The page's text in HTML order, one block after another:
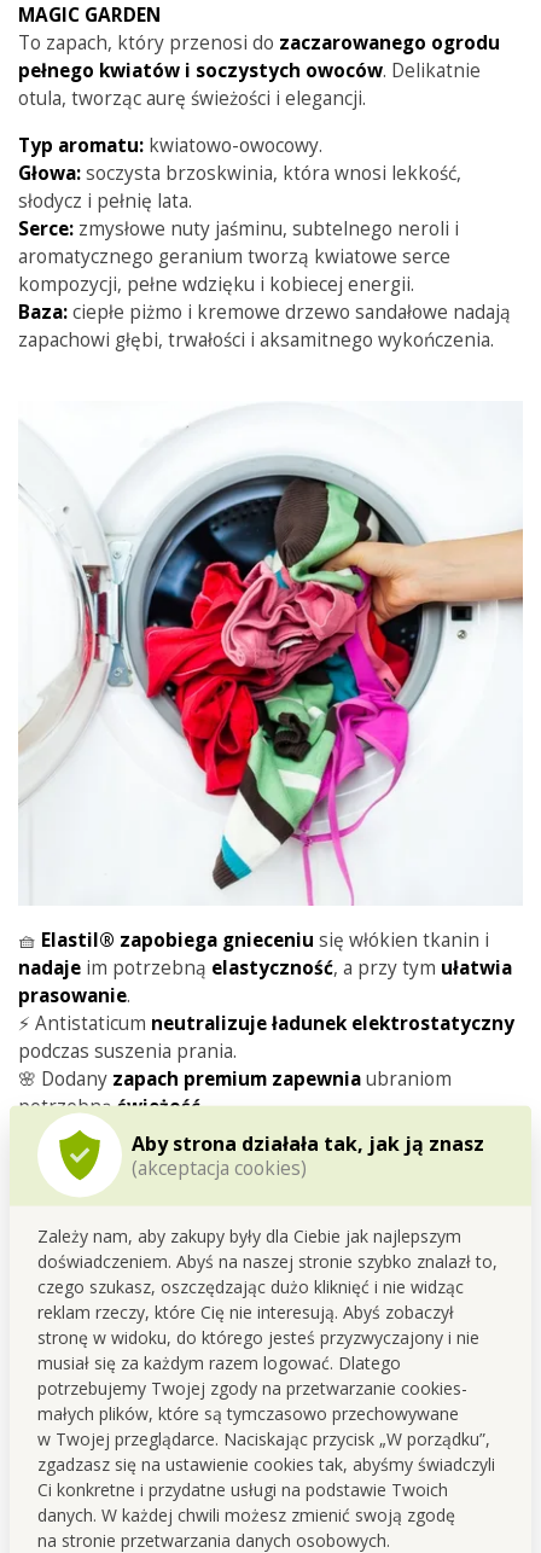
Aby strona działała tak, jak ją znasz
(akceptacja cookies)
Zależy nam, aby zakupy były dla Ciebie jak najlepszym
doświadczeniem. Abyś na naszej stronie szybko znalazł to,
czego szukasz, oszczędzając dużo kliknięć i nie widząc
reklam rzeczy, które Cię nie interesują. Abyś zobaczył
stronę w widoku, do którego jesteś przyzwyczajony i nie
musiał się za każdym razem logować. Dlatego
potrzebujemy Twojej zgody na przetwarzanie cookies-
małych plików, które są tymczasowo przechowywane
w Twojej przeglądarce. Naciskając przycisk „W porządku”,
zgadzasz się na ustawienie cookies tak, abyśmy świadczyli
Ci konkretne i przydatne usługi na podstawie Twoich
danych. W każdej chwili możesz zmienić swoją zgodę
na stronie przetwarzania danych osobowych.
MAGIC GARDEN
To zapach, który przenosi do zaczarowanego ogrodu
pełnego kwiatów i soczystych owoców. Delikatnie
otula, tworząc aurę świeżości i elegancji.
Typ aromatu: kwiatowo-owocowy.
Głowa:soczysta brzoskwinia, która wnosi lekkość,
słodycz i pełnię lata.
Serce: zmysłowe nuty jaśminu, subtelnego neroli i
aromatycznego geranium tworzą kwiatowe serce
kompozycji, pełne wdzięku i kobiecej energii.
Baza:ciepłe piżmo i kremowe drzewo sandałowe nadają
zapachowi głębi, trwałości i aksamitnego wykończenia.
🧺 Elastil® zapobiega gnieceniu się włókien tkanin i
nadaje im potrzebną elastyczność, a przy tym ułatwia
prasowanie.
⚡ Antistaticum neutralizuje ładunek elektrostatyczny
podczas suszenia prania.
🌸 Dodany zapach premium zapewniaubraniom
potrzebnąświeżość.
♻️ Stosujzamiast chusteczekdo suszarki – one są
wprawdzie wygodne, ale po każdym użyciu trzeba je
wyrzucić. To marnotrawstwo i nieekologiczne
💧Spray wystarcza na znacznie dłużej, a działa
dokładnie tak samo jak wspomniane chusteczki – skład
aktywnych substancji jest identyczny.